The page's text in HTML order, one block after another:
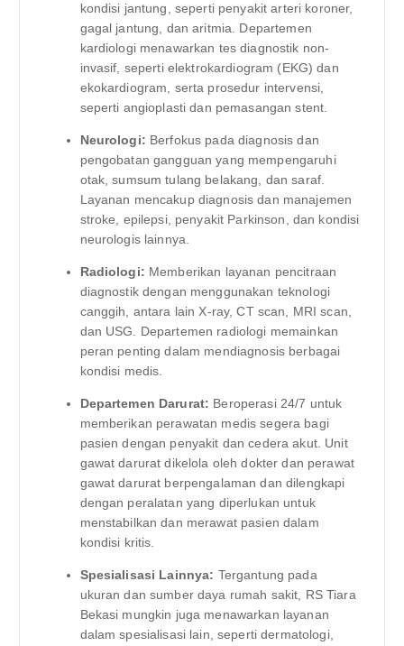
kondisi jantung, seperti penyakit arteri koroner,
gagal jantung, dan aritmia. Departemen
kardiologi menawarkan tes diagnostik non-
invasif, seperti elektrokardiogram (EKG) dan
ekokardiogram, serta prosedur intervensi,
seperti angioplasti dan pemasangan stent.
Neurologi: Berfokus pada diagnosis dan
pengobatan gangguan yang mempengaruhi
otak, sumsum tulang belakang, dan saraf.
Layanan mencakup diagnosis dan manajemen
stroke, epilepsi, penyakit Parkinson, dan kondisi
neurologis lainnya.
Radiologi: Memberikan layanan pencitraan
diagnostik dengan menggunakan teknologi
canggih, antara lain X-ray, CT scan, MRI scan,
dan USG. Departemen radiologi memainkan
peran penting dalam mendiagnosis berbagai
kondisi medis.
Departemen Darurat: Beroperasi 24/7 untuk
memberikan perawatan medis segera bagi
pasien dengan penyakit dan cedera akut. Unit
gawat darurat dikelola oleh dokter dan perawat
gawat darurat berpengalaman dan dilengkapi
dengan peralatan yang diperlukan untuk
menstabilkan dan merawat pasien dalam
kondisi kritis.
Spesialisasi Lainnya: Tergantung pada
ukuran dan sumber daya rumah sakit, RS Tiara
Bekasi mungkin juga menawarkan layanan
dalam spesialisasi lain, seperti dermatologi,